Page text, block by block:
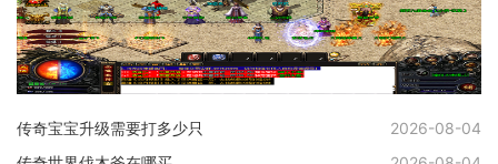
传奇宝宝升级需要打多少只
2026-08-04